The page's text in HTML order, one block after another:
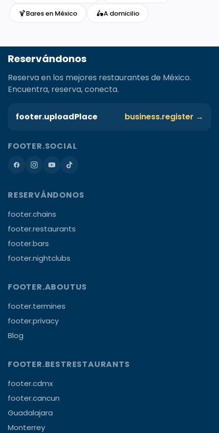
🍹Bares en México 🛵A domicilio
Reservándonos
Reserva en los mejores restaurantes de México.
Encuentra, reserva, conecta.
footer.uploadPlace business.register →
FOOTER.SOCIAL
RESERVÁNDONOS
footer.chains
footer.restaurants
footer.bars
footer.nightclubs
FOOTER.ABOUTUS
footer.termines
footer.privacy
Blog
FOOTER.BESTRESTAURANTS
footer.cdmx
footer.cancun
Guadalajara
Monterrey